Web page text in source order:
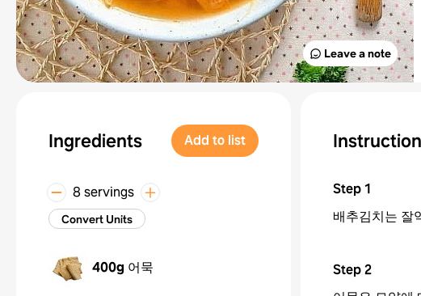
Leave a note
Ingredients Add to list
8 servings
Convert Units
400g 어묵
Step1
배추김치는 잘
Step2